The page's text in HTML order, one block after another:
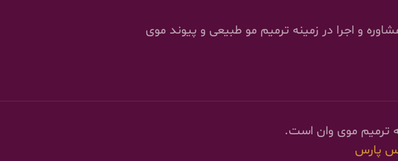
خدمات، مشاوره و اجرا در زمینه ترمیم مو طبیعی و پیوند موی
ترمیم موی وان است.
پارس